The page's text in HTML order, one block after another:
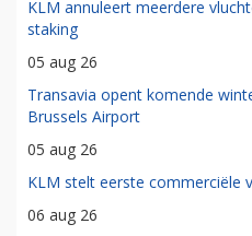
KLM annuleert meerdere
staking
05 aug 26
Transavia opent komende
Brussels Airport
05 aug 26
KLM stelt eerste commerciële
06 aug 26